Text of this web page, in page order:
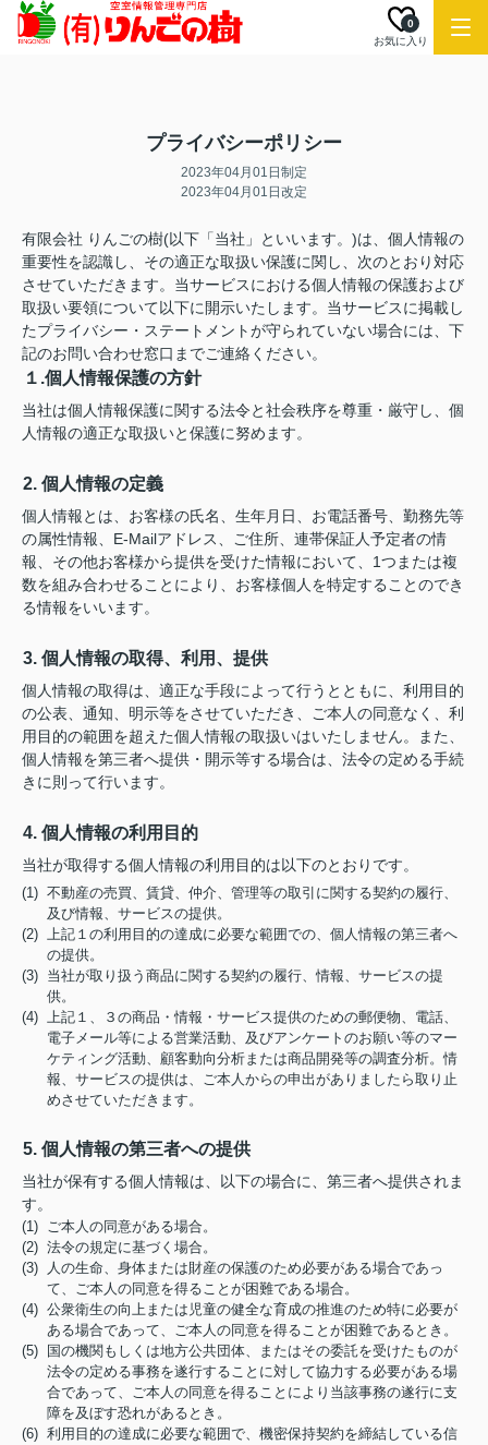
お気に入り
0
プライバシーポリシー
2023年04月01日制定
2023年04月01日改定
有限会社 りんごの樹(以下「当社」といいます。)は、個人情報の
重要性を認識し、その適正な取扱い保護に関し、次のとおり対応
させていただきます。当サービスにおける個人情報の保護および
取扱い要領について以下に開示いたします。当サービスに掲載し
たプライバシー・ステートメントが守られていない場合には、下
記のお問い合わせ窓口までご連絡ください。
１.個人情報保護の方針
当社は個人情報保護に関する法令と社会秩序を尊重・厳守し、個
人情報の適正な取扱いと保護に努めます。
2. 個人情報の定義
個人情報とは、お客様の氏名、生年月日、お電話番号、勤務先等
の属性情報、E-Mailアドレス、ご住所、連帯保証人予定者の情
報、その他お客様から提供を受けた情報において、1つまたは複
数を組み合わせることにより、お客様個人を特定することのでき
る情報をいいます。
3. 個人情報の取得、利用、提供
個人情報の取得は、適正な手段によって行うとともに、利用目的
の公表、通知、明示等をさせていただき、ご本人の同意なく、利
用目的の範囲を超えた個人情報の取扱いはいたしません。また、
個人情報を第三者へ提供・開示等する場合は、法令の定める手続
きに則って行います。
4. 個人情報の利用目的
当社が取得する個人情報の利用目的は以下のとおりです。
(1) 不動産の売買、賃貸、仲介、管理等の取引に関する契約の履行、
及び情報、サービスの提供。
(2) 上記１の利用目的の達成に必要な範囲での、個人情報の第三者へ
の提供。
(3) 当社が取り扱う商品に関する契約の履行、情報、サービスの提
供。
(4) 上記１、３の商品・情報・サービス提供のための郵便物、電話、
電子メール等による営業活動、及びアンケートのお願い等のマー
ケティング活動、顧客動向分析または商品開発等の調査分析。情
報、サービスの提供は、ご本人からの申出がありましたら取り止
めさせていただきます。
5. 個人情報の第三者への提供
当社が保有する個人情報は、以下の場合に、第三者へ提供されま
す。
(1) ご本人の同意がある場合。
(2) 法令の規定に基づく場合。
(3) 人の生命、身体または財産の保護のため必要がある場合であっ
て、ご本人の同意を得ることが困難である場合。
(4) 公衆衛生の向上または児童の健全な育成の推進のため特に必要が
ある場合であって、ご本人の同意を得ることが困難であるとき。
(5) 国の機関もしくは地方公共団体、またはその委託を受けたものが
法令の定める事務を遂行することに対して協力する必要がある場
合であって、ご本人の同意を得ることにより当該事務の遂行に支
障を及ぼす恐れがあるとき。
(6) 利用目的の達成に必要な範囲で、機密保持契約を締結している信